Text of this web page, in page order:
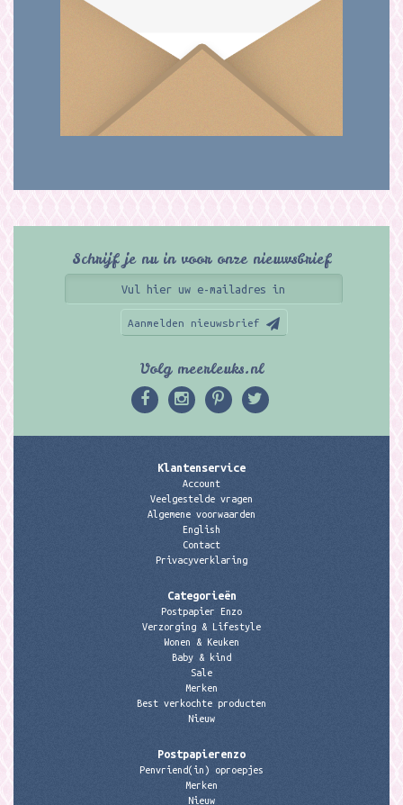
Schrijf je nu in voor onze nieuwsbrief
Aanmelden nieuwsbrief
Volg meerleuks.nl
Klantenservice
Account
Veelgestelde vragen
Algemene voorwaarden
English
Contact
Privacyverklaring
Categorieën
Postpapier Enzo
Verzorging & Lifestyle
Wonen & Keuken
Baby & kind
Sale
Merken
Best verkochte producten
Nieuw
Postpapierenzo
Penvriend(in) oproepjes
Merken
Nieuw